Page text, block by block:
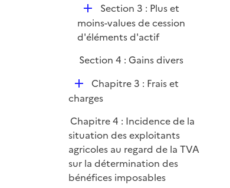
D
é
p
i
e
Section 3 : Plus et
moins-values de cession
d'éléments d'actif
Section 4 : Gains divers
D
é
l
i
e
r
Chapitre 3 : Frais et
charges
Chapitre 4 : Incidence de la
situation des exploitants
agricoles au regard de la TVA
sur la détermination des
bénéfices imposables